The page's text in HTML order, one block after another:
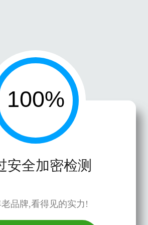
安全加密检测
老品牌,看得见的实力!